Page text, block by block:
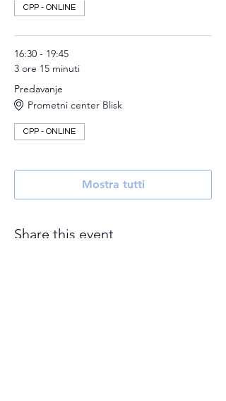
CPP - ONLINE
16:30 - 19:45
3 ore 15 minuti
Predavanje
Prometni center Blisk
CPP - ONLINE
Mostra tutti
Share this event